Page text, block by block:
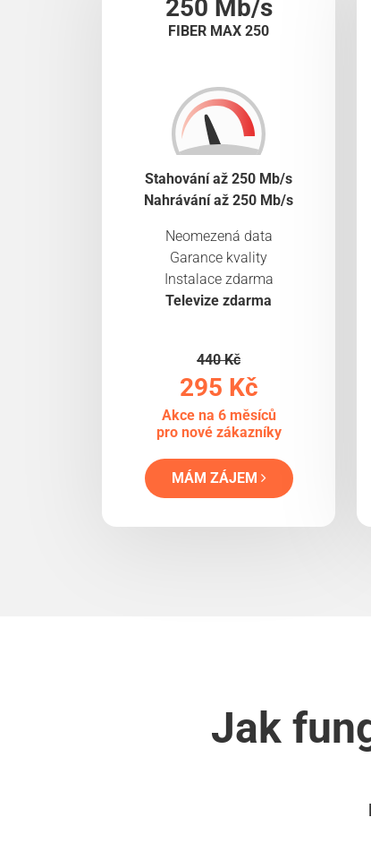
250 Mb/s
FIBER MAX 250
Stahování až 250 Mb/s
Nahrávání až 250 Mb/s
Neomezená data
Garance kvality
Instalace zdarma
Televize zdarma
440 Kč
295 Kč
Akce na 6 měsíců
pro nové zákazníky
MÁM ZÁJEM
Jak